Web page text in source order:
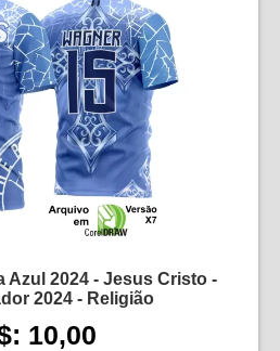
Azul 2024 - Jesus Cristo -
2024 - Religião
10,00